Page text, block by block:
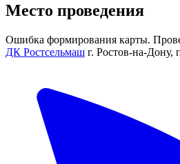
Место проведения
Ошибка формирования карты.
ДК Ростсельмаш г. Ростов-на-Дону,